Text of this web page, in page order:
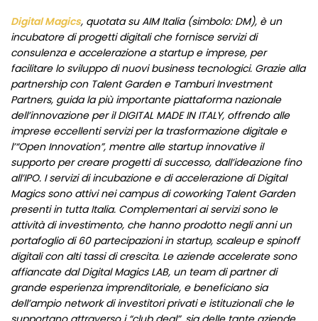
Digital Magics, quotata su AIM Italia (simbolo: DM), è un
incubatore di progetti digitali che fornisce servizi di
consulenza e accelerazione a startup e imprese, per
facilitare lo sviluppo di nuovi business tecnologici. Grazie alla
partnership con Talent Garden e Tamburi Investment
Partners, guida la più importante piattaforma nazionale
dell’innovazione per il DIGITAL MADE IN ITALY, offrendo alle
imprese eccellenti servizi per la trasformazione digitale e
l’“Open Innovation”, mentre alle startup innovative il
supporto per creare progetti di successo, dall’ideazione fino
all’IPO. I servizi di incubazione e di accelerazione di Digital
Magics sono attivi nei campus di coworking Talent Garden
presenti in tutta Italia. Complementari ai servizi sono le
attività di investimento, che hanno prodotto negli anni un
portafoglio di 60 partecipazioni in startup, scaleup e spinoff
digitali con alti tassi di crescita. Le aziende accelerate sono
affiancate dal Digital Magics LAB, un team di partner di
grande esperienza imprenditoriale, e beneficiano sia
dell’ampio network di investitori privati e istituzionali che le